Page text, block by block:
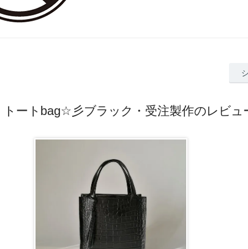
トートbag☆彡ブラック・受注製作のレビュ